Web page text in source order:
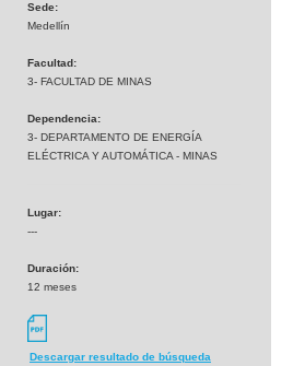
Sede:
Medellín
Facultad:
3- FACULTAD DE MINAS
Dependencia:
3- DEPARTAMENTO DE ENERGÍA
ELÉCTRICA Y AUTOMÁTICA - MINAS
Lugar:
---
Duración:
12 meses
Descargar resultado de búsqueda